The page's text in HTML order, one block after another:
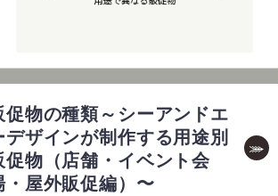
促物の種類～シーアンドエ
デザインが制作する用途別
促物（店舗・イベント会
・屋外販促編）〜